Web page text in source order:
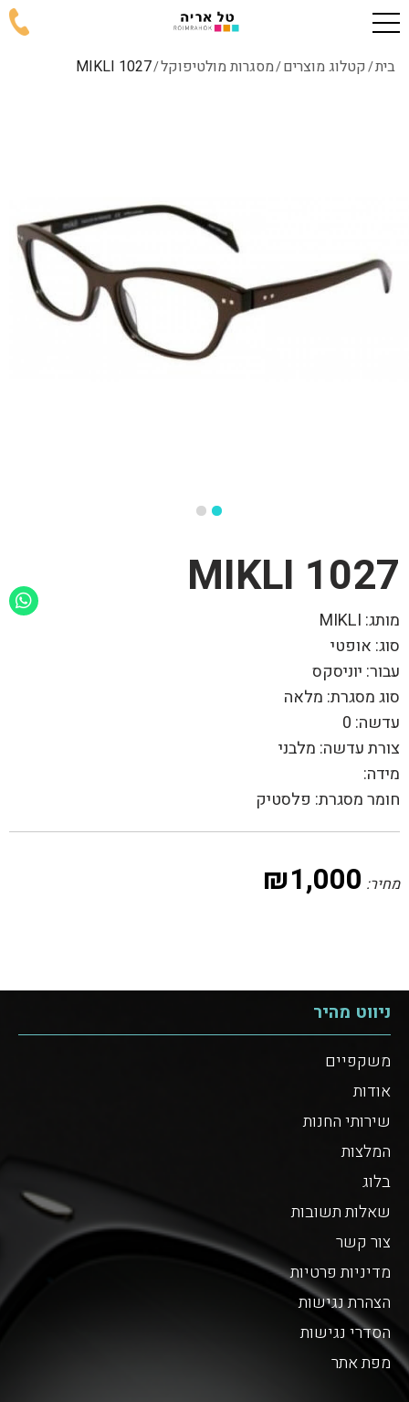
בית/קטלוג מוצרים/מסגרות מולטיפוקל/
1027 MIKLI
1027 MIKLI
מותג: MIKLI
סוג: אופטי
עבור: יוניסקס
סוג מסגרת: מלאה
עדשה: 0
צורת עדשה: מלבני
מידה:
חומר מסגרת: פלסטיק
מחיר: ₪1,000
ניווט מהיר
משקפיים
אודות
שירותי החנות
המלצות
בלוג
שאלות תשובות
צור קשר
מדיניות פרטיות
הצהרת נגישות
הסדרי נגישות
מפת אתר